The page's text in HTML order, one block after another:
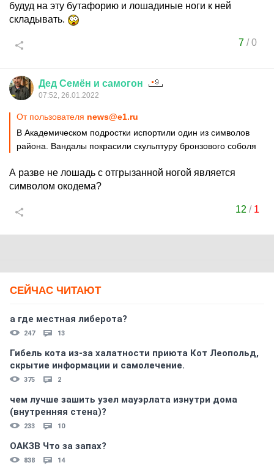
будуд на эту бутафорию и лошадиные ноги к ней
складывать.
7/0
Дед Семён и самогон
07:52, 26.01.2022
От пользователя news@e1.ru
В Академическом подростки испортили один из символов
района. Вандалы покрасили скульптуру бронзового соболя
А разве не лошадь с отгрызанной ногой является
символом окодема?
12 / 1
СЕЙЧАС ЧИТАЮТ
а где местная либерота?
247 13
Гибель кота из-за халатности приюта Кот Леопольд,
скрытиe информации и самолечение.
375 2
чем лучше зашить узел мауэрлата изнутри дома
(внутренняя стена)?
233 10
ОАКЗВ Что за запах?
838 14